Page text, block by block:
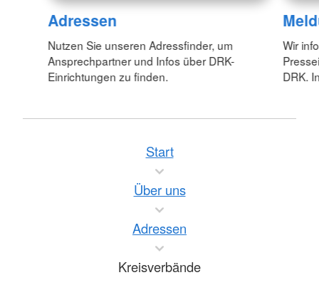
Adressen
Nutzen Sie unseren Adressfinder, um
Ansprechpartner und Infos über DRK-
Einrichtungen zu finden.
Wir
DRK.
Start
Über uns
Adressen
Kreisverbände